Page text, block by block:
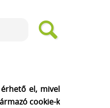
el, mivel
cookie-k